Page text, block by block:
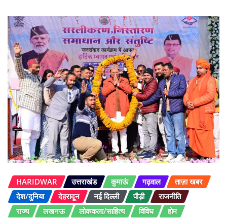
HARIDWAR उत्तराखंड कुमाऊं गढ़वाल
ताज़ा खबर
देश/दुनिया
देहरादून नई दिल्ली पौड़ी
राजनीति
राज्य
लखनऊ लोककला/साहित्य विविध होम